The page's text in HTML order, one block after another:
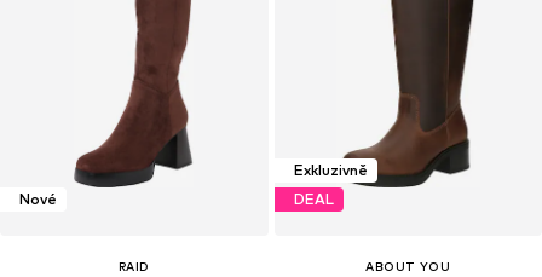
Nové
RAID
Exkluzivně
DEAL
ABOUT YOU